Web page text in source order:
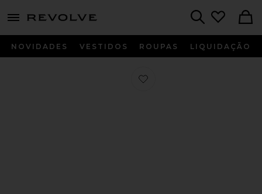
menu - shows more content
NOVIDADES VESTIDOS ROUPAS LIQUIDAÇÃO
Favorito Ralphie Flat in Black